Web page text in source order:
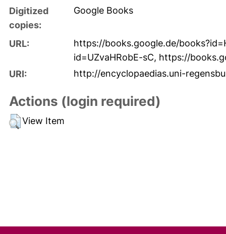
Digitized
copies:
Google Books
URL:
https://books.google.de/
id=UZvaHRobE-sC, https://
URI:
http://encyclopaedias.uni-
Actions (login required)
View Item